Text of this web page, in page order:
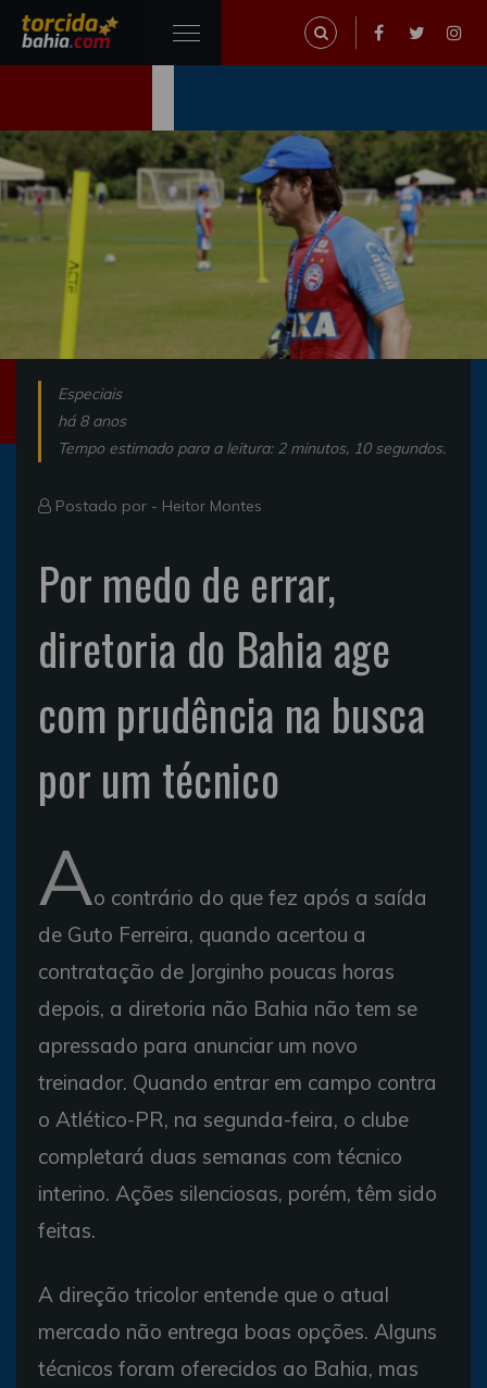
Especiais
há 8 anos
Tempo estimado para a leitura: 2 minutos, 10 segundos.
Postado por - Heitor Montes
Por medo de errar,
diretoria do Bahia age
com prudência na busca
por um técnico
Ao contrário do que fez após a saída
de Guto Ferreira, quando acertou a
contratação de Jorginho poucas horas
depois, a diretoria não Bahia não tem se
apressado para anunciar um novo
treinador. Quando entrar em campo contra
o Atlético-PR, na segunda-feira, o clube
completará duas semanas com técnico
interino. Ações silenciosas, porém, têm sido
feitas.
A direção tricolor entende que o atual
mercado não entrega boas opções. Alguns
técnicos foram oferecidos ao Bahia, mas